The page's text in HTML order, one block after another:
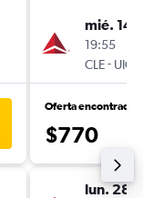
mié. 14/
19:55
CLE- UIO
Oferta encontrada
$770
lun. 28/